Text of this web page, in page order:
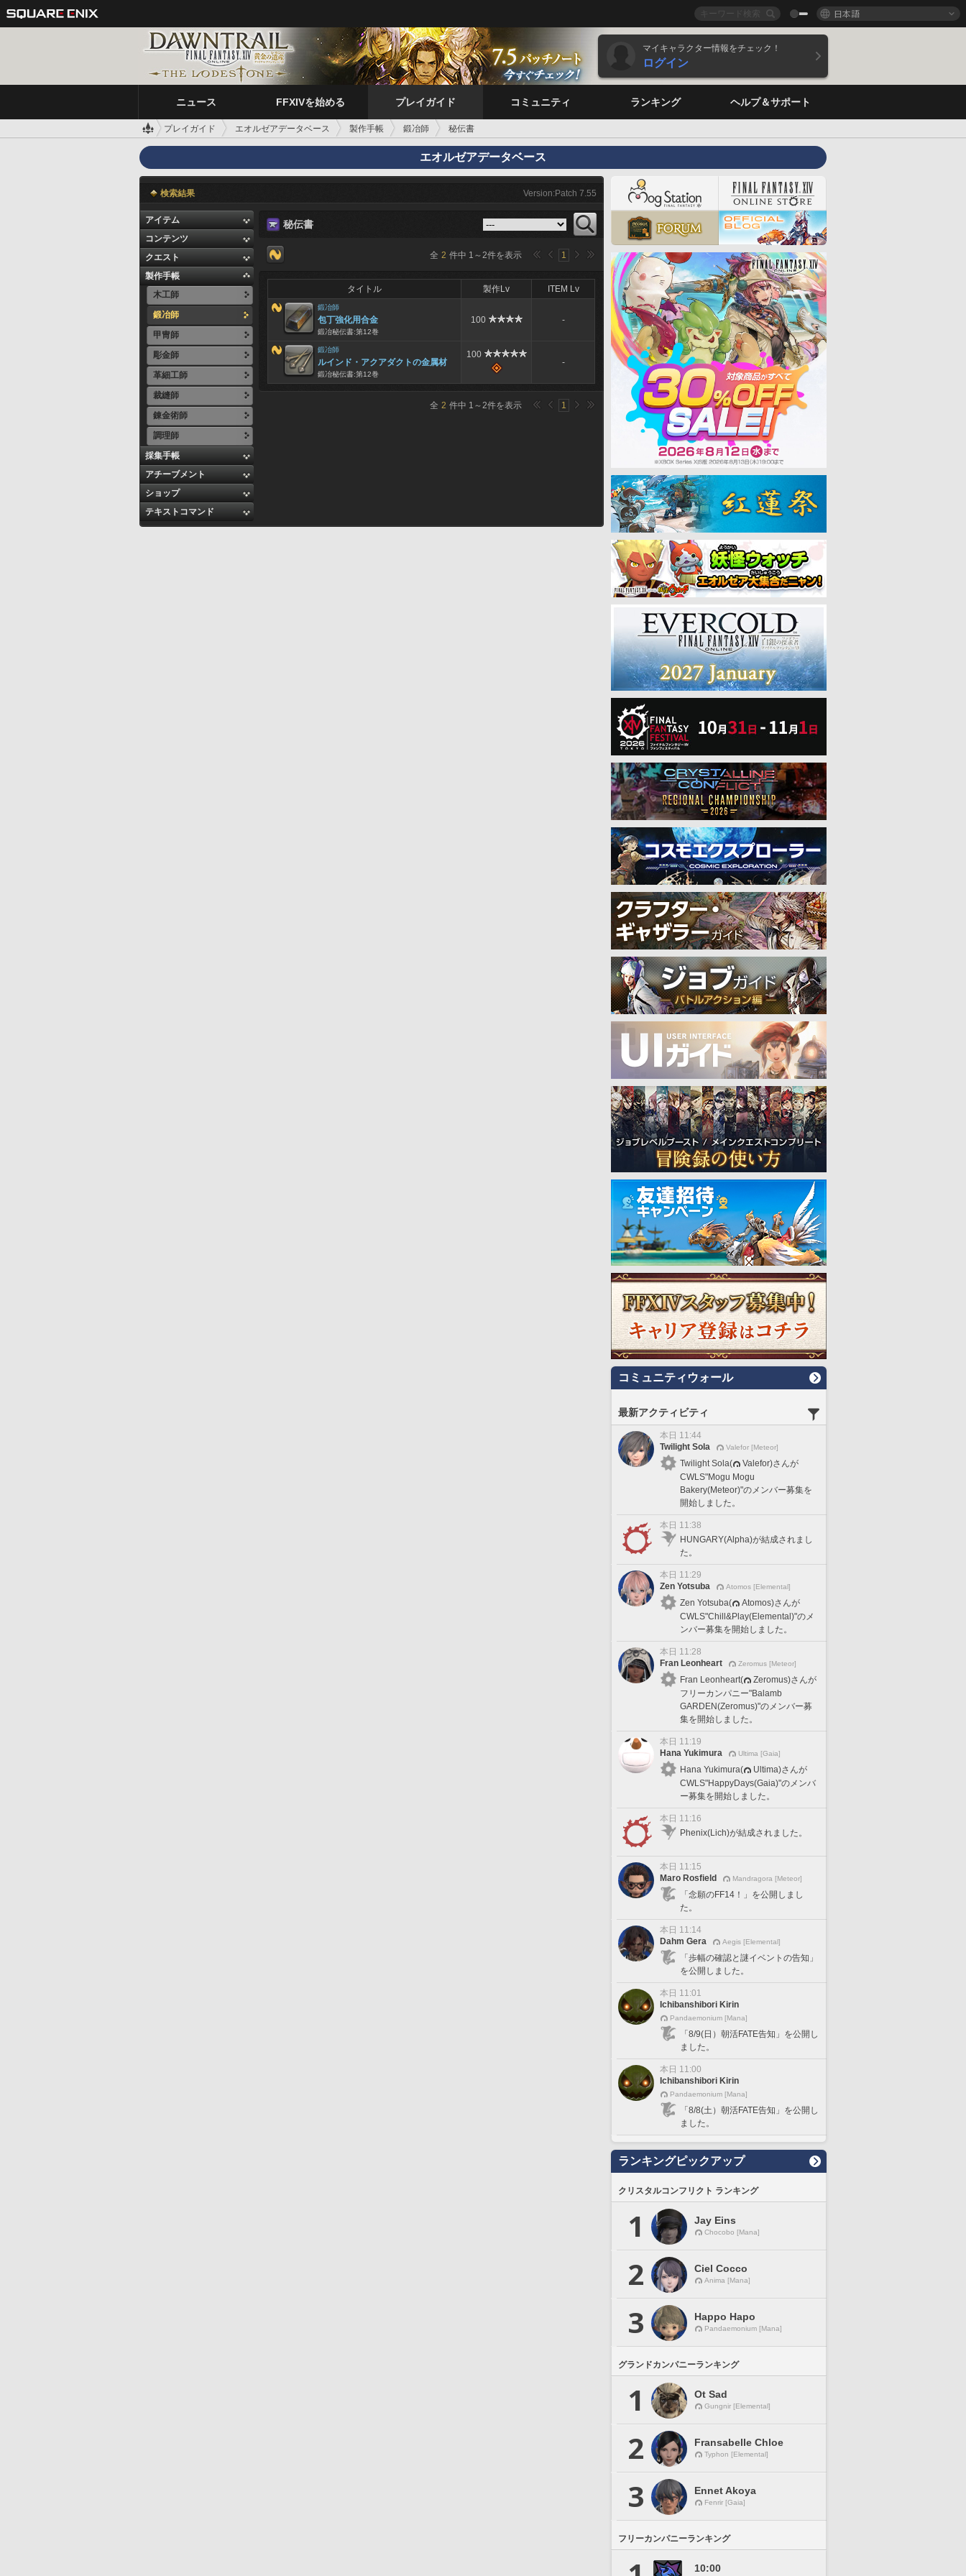
日本語
マイキャラクター情報をチェック！
ログイン
ニュース FFXIVを始める プレイガイド コミュニティ ランキング ヘルプ＆サポート
プレイガイド エオルゼアデータベース 製作手帳 鍛冶師 秘伝書
エオルゼアデータベース
検索結果 Version:Patch 7.55
アイテム
コンテンツ
クエスト
製作手帳
木工師
鍛冶師
甲冑師
彫金師
革細工師
裁縫師
錬金術師
調理師
採集手帳
アチーブメント
ショップ
テキストコマンド
秘伝書
全 2 件中 1 ～2件を表示 1
タイトル 製作Lv ITEM Lv
鍛冶師
包丁強化用合金
鍛冶秘伝書:第12巻
100 -
鍛冶師
ルインド・アクアダクトの金属材
鍛冶秘伝書:第12巻
100
-
全 2 件中 1 ～2件を表示 1
コミュニティウォール
最新アクティビティ
本日 11:44
Twilight Sola
Valefor [Meteor]
Twilight Sola(
Valefor)さんが
CWLS"Mogu Mogu
Bakery(Meteor)"のメンバー募集を
開始しました。
本日 11:38
HUNGARY(Alpha)が結成されまし
た。
本日 11:29
Zen Yotsuba
Atomos [Elemental]
Zen Yotsuba(
Atomos)さんが
CWLS"Chill&Play(Elemental)"のメ
ンバー募集を開始しました。
本日 11:28
Fran Leonheart
Zeromus [Meteor]
Fran Leonheart(
Zeromus)さんが
フリーカンパニー"Balamb
GARDEN(Zeromus)"のメンバー募
集を開始しました。
本日 11:19
Hana Yukimura
Ultima [Gaia]
Hana Yukimura(
Ultima)さんが
CWLS"HappyDays(Gaia)"のメンバ
ー募集を開始しました。
本日 11:16
Phenix(Lich)が結成されました。
本日 11:15
Maro Rosfield
Mandragora [Meteor]
「念願のFF14！」を公開しまし
た。
本日 11:14
Dahm Gera
Aegis [Elemental]
「歩幅の確認と謎イベントの告知」
を公開しました。
本日 11:01
Ichibanshibori Kirin
Pandaemonium [Mana]
「8/9(日）朝活FATE告知」を公開し
ました。
本日 11:00
Ichibanshibori Kirin
Pandaemonium [Mana]
「8/8(土）朝活FATE告知」を公開し
ました。
ランキングピックアップ
クリスタルコンフリクト ランキング
1 Jay Eins
Chocobo [Mana]
2 Ciel Cocco
Anima [Mana]
3 Happo Hapo
Pandaemonium [Mana]
グランドカンパニーランキング
1 Ot Sad
Gungnir [Elemental]
2 Fransabelle Chloe
Typhon [Elemental]
3 Ennet Akoya
Fenrir [Gaia]
フリーカンパニーランキング
10:00